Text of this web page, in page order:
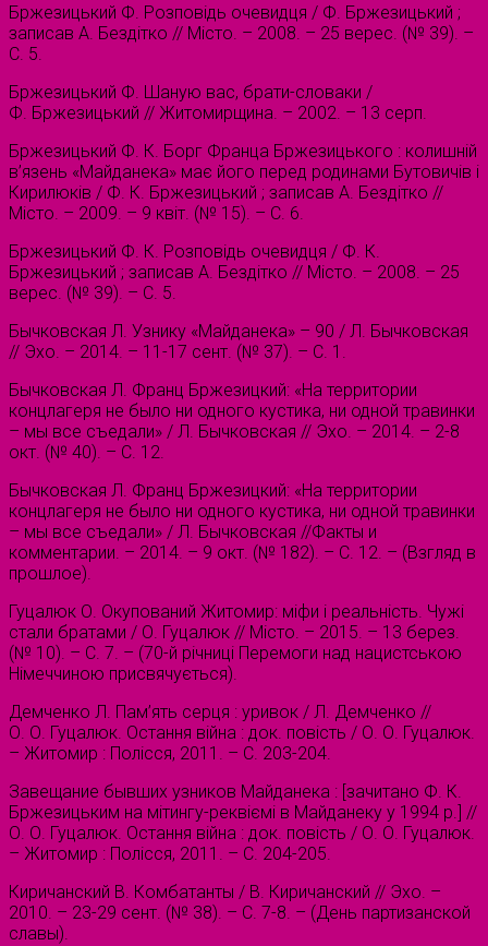
Бржезицький Ф. Розповідь очевидця / Ф. Бржезицький ;
записав А. Бездітко // Місто. – 2008. – 25 верес. (№ 39). –
С. 5.
Бржезицький Ф. Шаную вас, брати-словаки /
Ф. Бржезицький // Житомирщина. – 2002. – 13 серп.
Бржезицький Ф. К. Борг Франца Бржезицького : колишній
в’язень «Майданека» має його перед родинами Бутовичів і
Кирилюків / Ф. К. Бржезицький ; записав А. Бездітко //
Місто. – 2009. – 9 квіт. (№ 15). – С. 6.
Бржезицький Ф. К. Розповідь очевидця / Ф. К.
Бржезицький ; записав А. Бездітко // Місто. – 2008. – 25
верес. (№ 39). – С. 5.
Бычковская Л. Узнику «Майданека» – 90 / Л. Бычковская
// Эхо. – 2014. – 11-17 сент. (№ 37). – С. 1.
Бычковская Л. Франц Бржезицкий: «На территории
концлагеря не было ни одного кустика, ни одной травинки
– мы все съедали» / Л. Бычковская // Эхо. – 2014. – 2-8
окт. (№ 40). – С. 12.
Бычковская Л. Франц Бржезицкий: «На территории
концлагеря не было ни одного кустика, ни одной травинки
– мы все съедали» / Л. Бычковская //Факты и
комментарии. – 2014. – 9 окт. (№ 182). – С. 12. – (Взгляд в
прошлое).
Гуцалюк О. Окупований Житомир: міфи і реальність. Чужі
стали братами / О. Гуцалюк // Місто. – 2015. – 13 берез.
(№ 10). – С. 7. – (70-й річниці Перемоги над нацистською
Німеччиною присвячується).
Демченко Л. Пам’ять серця : уривок / Л. Демченко //
О. О. Гуцалюк. Остання війна : док. повість / О. О. Гуцалюк.
– Житомир : Полісся, 2011. – С. 203-204.
Завещание бывших узников Майданека : [зачитано Ф. К.
Бржезицьким на мітингу-реквіємі в Майданеку у 1994 р.] //
О. О. Гуцалюк. Остання війна : док. повість / О. О. Гуцалюк.
– Житомир : Полісся, 2011. – С. 204-205.
Киричанский В. Комбатанты / В. Киричанский // Эхо. –
2010. – 23-29 сент. (№ 38). – С. 7-8. – (День партизанской
славы).